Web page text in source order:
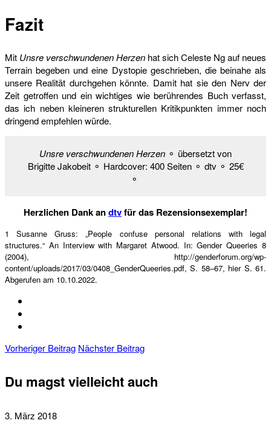
Fazit
Mit Unsre verschwundenen Herzen hat sich Celeste Ng auf neues
Terrain begeben und eine Dystopie geschrieben, die beinahe als
unsere Realität durchgehen könnte. Damit hat sie den Nerv der
Zeit getroffen und ein wichtiges wie berührendes Buch verfasst,
das ich neben kleineren strukturellen Kritikpunkten immer noch
dringend empfehlen würde.
Unsre verschwundenen Herzen ⚬ übersetzt von
Brigitte Jakobeit ⚬ Hardcover: 400 Seiten ⚬ dtv ⚬ 25€
⚬
Herzlichen Dank andtvfür das Rezensionsexemplar!
1 Susanne Gruss: „People confuse personal relations with legal
structures.“ An Interview with Margaret Atwood. In: Gender Queeries 8
(2004), http://genderforum.org/wp-
content/uploads/2017/03/0408_GenderQueeries.pdf, S. 58–67, hier S. 61.
Abgerufen am 10.10.2022.
Vorheriger Beitrag Nächster Beitrag
Du magst vielleicht auch
3. März 2018